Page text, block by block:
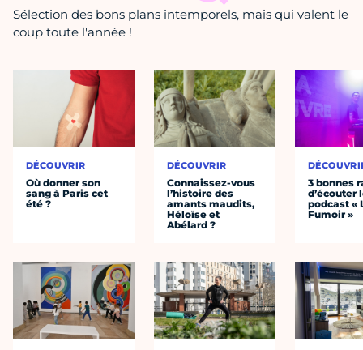
Sélection des bons plans intemporels, mais qui valent le
coup toute l'année !
DÉCOUVRIR
Où donner son
sang à Paris cet
été ?
DÉCOUVRIR
Connaissez-vous
l’histoire des
amants maudits,
Héloïse et
Abélard ?
3 bonnes
d’écouter
podcast «
Fumoir »